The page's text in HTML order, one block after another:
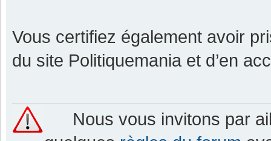
Vous certifiez également avoir
du site Politiquemania et d’en
Nous vous invitons par